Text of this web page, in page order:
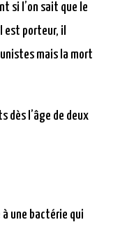
si l’on sait que le
est porteur, il
mais la mort
dès l’âge de deux
une bactérie qui